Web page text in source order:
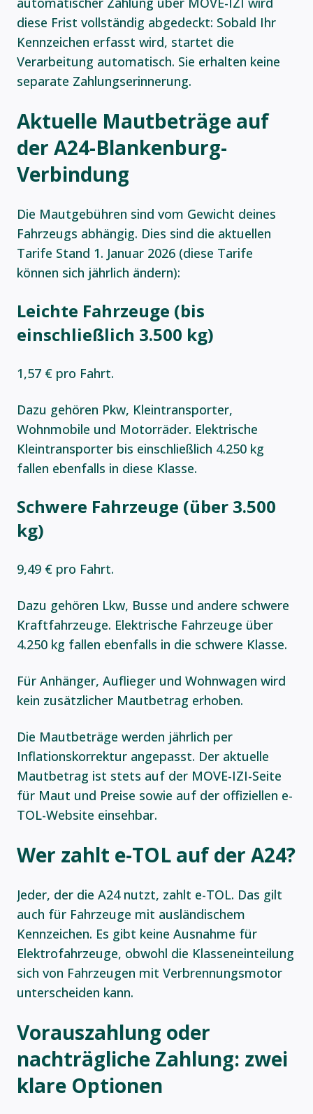
diese Frist vollständig abgedeckt: Sobald Ihr
Kennzeichen erfasst wird, startet die
Verarbeitung automatisch. Sie erhalten keine
separate Zahlungserinnerung.
Aktuelle Mautbeträge auf
der A24-Blankenburg-
Verbindung
Die Mautgebühren sind vom Gewicht deines
Fahrzeugs abhängig. Dies sind die aktuellen
Tarife Stand 1. Januar 2026 (diese Tarife
können sich jährlich ändern):
Leichte Fahrzeuge (bis
einschließlich 3.500 kg)
1,57 € pro Fahrt.
Dazu gehören Pkw, Kleintransporter,
Wohnmobile und Motorräder. Elektrische
Kleintransporter bis einschließlich 4.250 kg
fallen ebenfalls in diese Klasse.
Schwere Fahrzeuge (über 3.500
kg)
9,49 € pro Fahrt.
Dazu gehören Lkw, Busse und andere schwere
Kraftfahrzeuge. Elektrische Fahrzeuge über
4.250 kg fallen ebenfalls in die schwere Klasse.
Für Anhänger, Auflieger und Wohnwagen wird
kein zusätzlicher Mautbetrag erhoben.
Die Mautbeträge werden jährlich per
Inflationskorrektur angepasst. Der aktuelle
Mautbetrag ist stets auf der MOVE-IZI-Seite
für Maut und Preise sowie auf der offiziellen e-
TOL-Website einsehbar.
Wer zahlt e-TOL auf der A24?
Jeder, der die A24 nutzt, zahlt e-TOL. Das gilt
auch für Fahrzeuge mit ausländischem
Kennzeichen. Es gibt keine Ausnahme für
Elektrofahrzeuge, obwohl die Klasseneinteilung
sich von Fahrzeugen mit Verbrennungsmotor
unterscheiden kann.
Vorauszahlung oder
nachträgliche Zahlung: zwei
klare Optionen